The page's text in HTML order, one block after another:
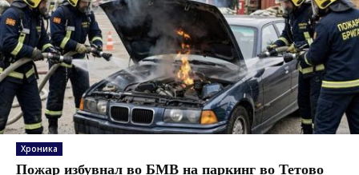
Хроника
Пожар избувнал во БМВ на паркинг во Тетово